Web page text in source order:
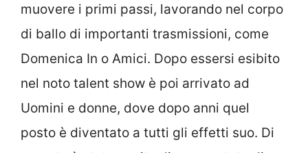
muovere i primi passi, lavorando nel corpo
di ballo di importanti trasmissioni, come
Domenica In o Amici. Dopo essersi esibito
nel noto talent show è poi arrivato ad
Uomini e donne, dove dopo anni quel
posto è diventato a tutti gli effetti suo. Di